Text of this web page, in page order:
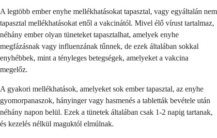
A legtöbb ember enyhe mellékhatásokat tapasztal, vagy egyáltalán nem
tapasztal mellékhatásokat ettől a vakcinától. Mivel élő vírust tartalmaz,
néhány ember olyan tüneteket tapasztalhat, amelyek enyhe
megfázásnak vagy influenzának tűnnek, de ezek általában sokkal
enyhébbek, mint a tényleges betegségek, amelyeket a vakcina
megelőz.
A gyakori mellékhatások, amelyeket sok ember tapasztal, az enyhe
gyomorpanaszok, hányinger vagy hasmenés a tabletták bevétele után
néhány napon belül. Ezek a tünetek általában csak 1-2 napig tartanak,
és kezelés nélkül maguktól elmúlnak.